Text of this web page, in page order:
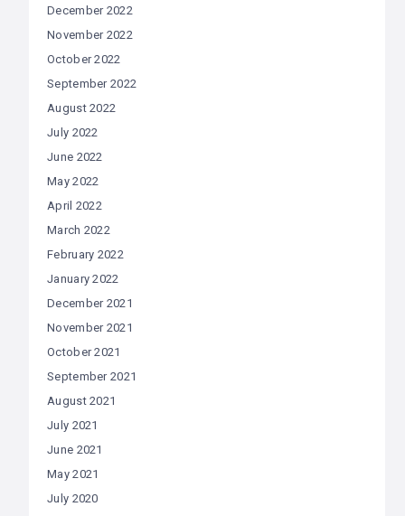
December 2022
November 2022
October 2022
September 2022
August 2022
July 2022
June 2022
May 2022
April 2022
March 2022
February 2022
January 2022
December 2021
November 2021
October 2021
September 2021
August 2021
July 2021
June 2021
May 2021
July 2020